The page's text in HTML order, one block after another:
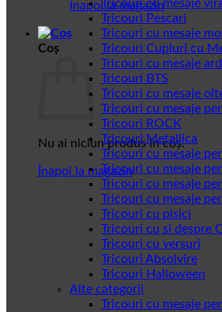
Înapoi la magazin
Coș
Nu ai niciun produs în coș.
Înapoi la magazin
Tricouri cu mesaje
Tricouri Pescari
Tricouri cu mesaje
Tricouri Cupluri cu
Tricouri cu mesaje
Tricouri BTS
Tricouri cu mesaje
Tricouri cu mesaje
Tricouri ROCK
Tricouri Metallica
Tricouri cu mesaje
Tricouri cu mesaje
Tricouri cu mesaje
Tricouri cu mesaje
Tricouri cu pisici
Tricouri cu si despre
Tricouri cu versuri
Tricouri Absolvire
Tricouri Halloween
Alte categorii
Tricouri cu mesaje